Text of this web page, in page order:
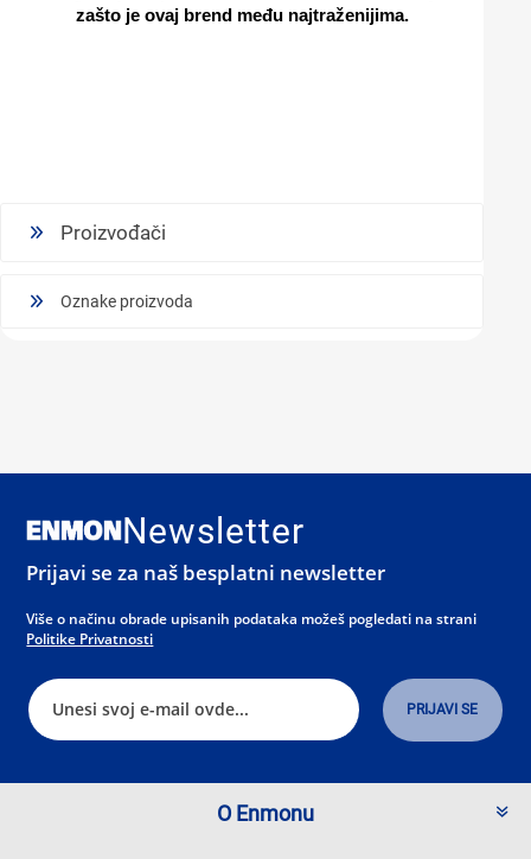
zašto je ovaj brend među najtraženijima.
Proizvođači
Oznake proizvoda
Newsletter
Prijavi se za naš besplatni newsletter
Više o načinu obrade upisanih podataka možeš pogledati na strani
Politike Privatnosti
O Enmonu